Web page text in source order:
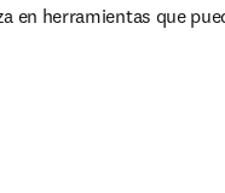
en herramientas que